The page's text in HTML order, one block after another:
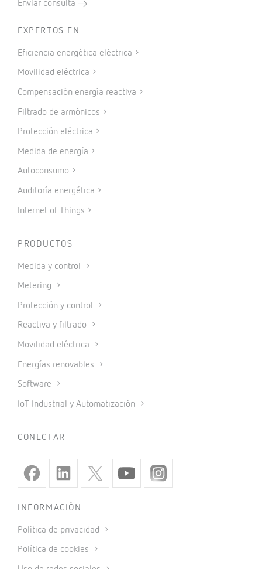
Enviar consulta
EXPERTOS EN
Eficiencia energética eléctrica
Movilidad eléctrica
Compensación energía reactiva
Filtrado de armónicos
Protección eléctrica
Medida de energía
Autoconsumo
Auditoría energética
Internet of Things
PRODUCTOS
Medida y control
Metering
Protección y control
Reactiva y filtrado
Movilidad eléctrica
Energías renovables
Software
IoT Industrial y Automatización
CONECTAR
INFORMACIÓN
Política de privacidad
Política de cookies